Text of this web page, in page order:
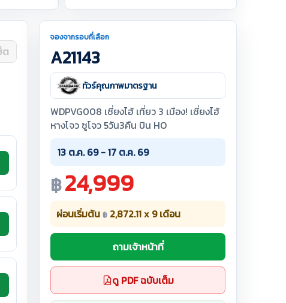
ต
จองจากรอบที่เลือก
A21143
ทัวร์คุณภาพมาตรฐาน
WDPVG008 เซี่ยงไฮ้ เที่ยว 3 เมือง! เซี่ยงไฮ้
หางโจว ซูโจว 5วัน3คืน บิน HO
13 ต.ค. 69 - 17 ต.ค. 69
฿24,999
ผ่อนเริ่มต้น ฿ 2,872.11 x 9 เดือน
ถามเจ้าหน้าที่
ดู PDF ฉบับเต็ม